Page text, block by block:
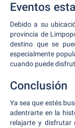
Eventos
Debido a su
provincia de
destino que se
especialmente
cuando puede
Conclusión
Ya sea que estés
adentrarte en la
relajarte y disfrutar